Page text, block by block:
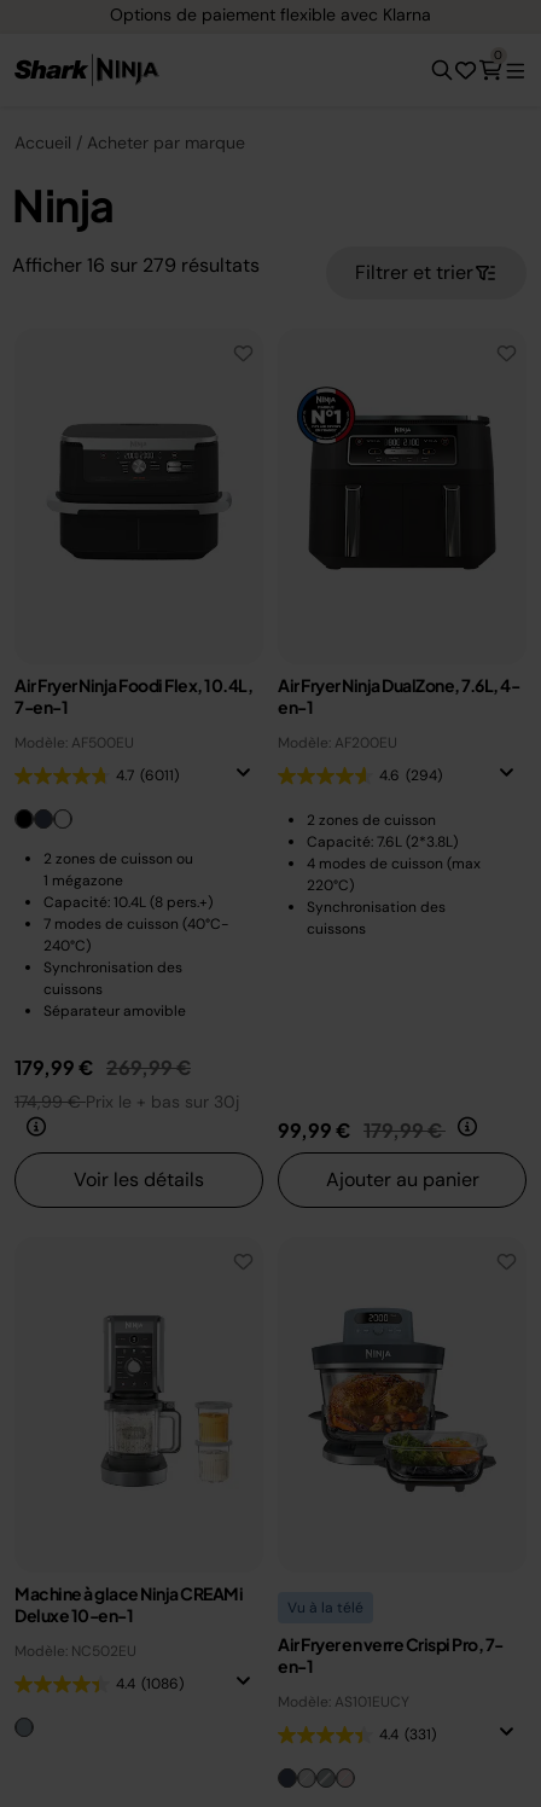
Livraison gratuite dès 40 € d'achat
0
Accueil Acheter par marque
Ninja
Afficher 16 sur 279 résultats Filtrer et trier
Air Fryer Ninja Foodi Flex, 10.4L,
7-en-1
Modèle: AF500EU
4.7 (6011)
2 zones de cuisson ou
1 mégazone
Capacité: 10.4L (8 pers.+)
7 modes de cuisson (40°C-
240°C)
Synchronisation des
cuissons
Séparateur amovible
179,99 € Prix réduit de
269,99 €au
174,99 €Prix le + bas sur 30j
Voir les détails
Air Fryer Ninja DualZone, 7.6L, 4-
en-1
Modèle: AF200EU
4.6 (294)
2 zones de cuisson
Capacité: 7.6L (2*3.8L)
4 modes de cuisson (max
220°C)
Synchronisation des
cuissons
99,99 € Prix réduit de
179,99 € au
Ajouter au panier
Machine à glace Ninja CREAMi
Deluxe 10-en-1
Modèle: NC502EU
4.4 (1086)
Vu à la télé
Air Fryer en verre Crispi Pro, 7-
en-1
Modèle: AS101EUCY
4.4 (331)